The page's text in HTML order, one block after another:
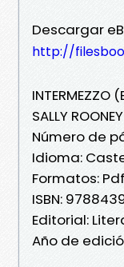
Descargar
http://
INTERMEZZO
SALLY ROONEY
Número de
Idioma:
Formatos:
ISBN:
Editorial:
Año de